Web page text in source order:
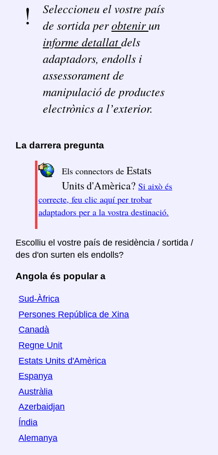
Seleccioneu el vostre país
de sortida perobtenirun
informe detallatdels
adaptadors, endolls i
assessorament de
manipulació de productes
electrònics a l’exterior.
La darrera pregunta
Els connectors de Estats
Units d'Amèrica? Si això és
correcte, feu clic aquí per trobar
adaptadors per a la vostra destinació.
Escolliu el vostre país de residència / sortida /
des d'on surten els endolls?
Angola és popular a
Sud-Àfrica
Persones República de Xina
Canadà
Regne Unit
Estats Units d'Amèrica
Espanya
Austràlia
Azerbaidjan
Índia
Alemanya